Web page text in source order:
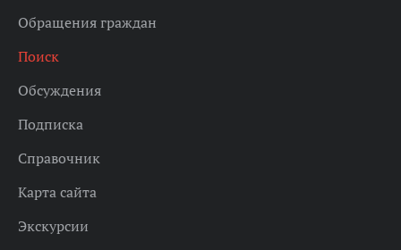
Обращения граждан
Поиск
Обсуждения
Подписка
Справочник
Карта сайта
Экскурсии